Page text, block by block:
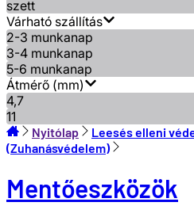
szett
Várható szállítás
2-3 munkanap
3-4 munkanap
5-6 munkanap
Átmérő (mm)
4,7
11
Nyitólap Leesés elleni
(Zuhanásvédelem)
Mentőeszközök